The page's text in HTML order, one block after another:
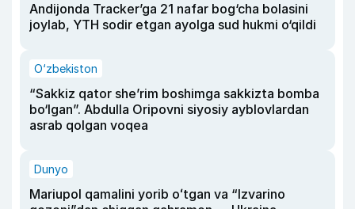
Andijonda Tracker’ga 21 nafar bog‘cha bolasini
joylab, YTH sodir etgan ayolga sud hukmi o‘qildi
O‘zbekiston
“Sakkiz qator she’rim boshimga sakkizta bomba
bo‘lgan”. Abdulla Oripovni siyosiy ayblovlardan
asrab qolgan voqea
Dunyo
Mariupol qamalini yorib oʻtgan va “Izvarino